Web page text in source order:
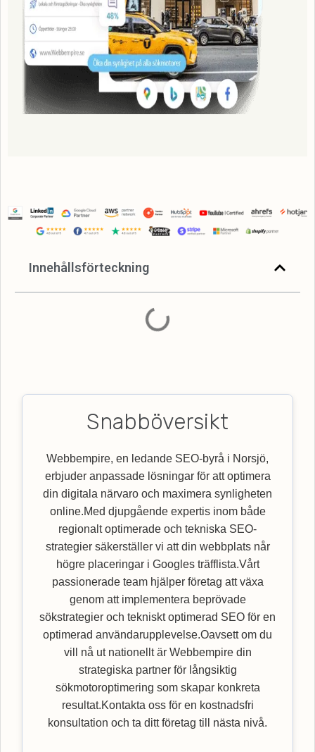
Innehållsförteckning
Snabböversikt
Webbempire, en ledande SEO-byrå i Norsjö,
erbjuder anpassade lösningar för att optimera
din digitala närvaro och maximera synligheten
online.Med djupgående expertis inom både
regionalt optimerade och tekniska SEO-
strategier säkerställer vi att din webbplats når
högre placeringar i Googles träfflista.Vårt
passionerade team hjälper företag att växa
genom att implementera beprövade
sökstrategier och tekniskt optimerad SEO för en
optimerad användarupplevelse.Oavsett om du
vill nå ut nationellt är Webbempire din
strategiska partner för långsiktig
sökmotoroptimering som skapar konkreta
resultat.Kontakta oss för en kostnadsfri
konsultation och ta ditt företag till nästa nivå.